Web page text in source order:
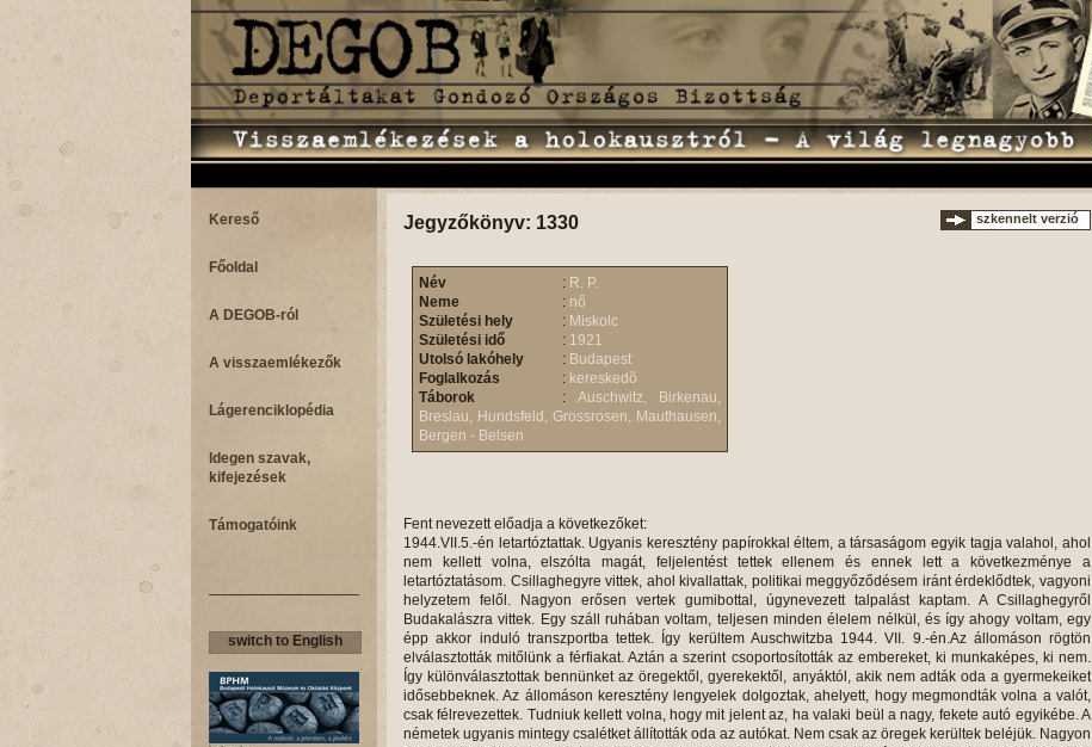
Kereső
Főoldal
A DEGOB-ról
A visszaemlékezők
Lágerenciklopédia
Idegen szavak,
kifejezések
Támogatóink
switch to English
Jegyzőkönyv: 1330 szkennelt verzió
Név : R. P.
Neme
: nő
Születési hely
: Miskolc
Születési idő
: 1921
Utolsó lakóhely
: Budapest
Foglalkozás
: kereskedõ
Táborok
: Auschwitz, Birkenau,
Breslau, Hundsfeld, Grossrosen, Mauthausen,
Bergen - Belsen
Fent nevezett előadja a következőket:
1944.VII.5.-én letartóztattak. Ugyanis keresztény papírokkal éltem, a társaságom egyik tagja valahol, ahol
nem kellett volna, elszólta magát, feljelentést tettek ellenem és ennek lett a következménye a
letartóztatásom. Csillaghegyre vittek, ahol kivallattak, politikai meggyőződésem iránt érdeklődtek, vagyoni
helyzetem felől. Nagyon erősen vertek gumibottal, úgynevezett talpalást kaptam. A Csillaghegyről
Budakalászra vittek. Egy száll ruhában voltam, teljesen minden élelem nélkül, és így ahogy voltam, egy
épp akkor induló transzportba tettek. Így kerültem Auschwitzba 1944. VII. 9.-én.Az állomáson rögtön
elválasztották mitőlünk a férfiakat. Aztán a szerint csoportosították az embereket, ki munkaképes, ki nem.
Így különválasztottak bennünket az öregektől, gyerekektől, anyáktól, akik nem adták oda a gyermekeiket
idősebbeknek. Az állomáson keresztény lengyelek dolgoztak, ahelyett, hogy megmondták volna a valót,
csak félrevezettek. Tudniuk kellett volna, hogy mit jelent az, ha valaki beül a nagy, fekete autó egyikébe. A
németek ugyanis mintegy csalétket állították oda az autókat. Nem csak az öregek kerültek beléjük. Nagyon